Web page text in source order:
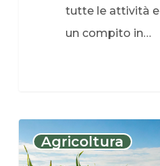
tutte le attività
un compito in…
Agricoltura